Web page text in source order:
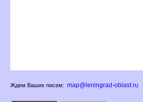
Ждем Ваших писем: map@leningrad-oblast.ru